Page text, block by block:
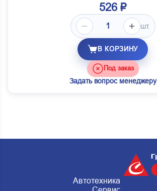
526 ₽
шт.
В КОРЗИНУ
Под заказ
Задать вопрос менеджеру
Автотехника